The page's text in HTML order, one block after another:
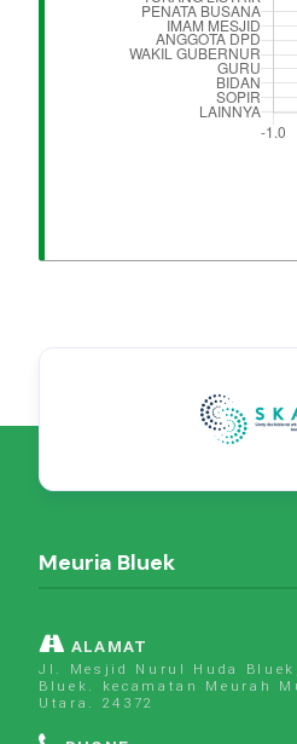
Meuria Bluek
ALAMAT
Jl. Mesjid Nurul Huda
Bluek. kecamatan Meurah
Utara. 24372